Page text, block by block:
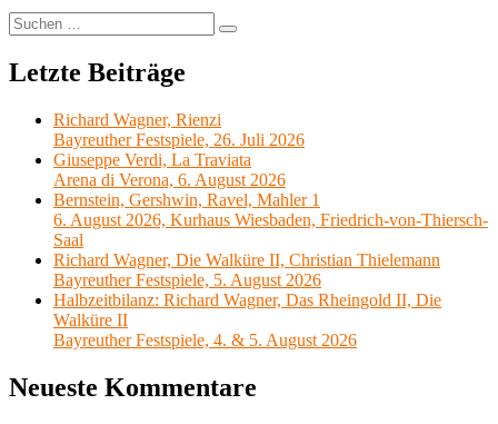
Suchen
nach:
Suchen
Letzte Beiträge
Richard Wagner, Rienzi
Bayreuther Festspiele, 26. Juli 2026
Giuseppe Verdi, La Traviata
Arena di Verona, 6. August 2026
Bernstein, Gershwin, Ravel, Mahler 1
6. August 2026, Kurhaus Wiesbaden, Friedrich-von-Thiersch-
Saal
Richard Wagner, Die Walküre II, Christian Thielemann
Bayreuther Festspiele, 5. August 2026
Halbzeitbilanz: Richard Wagner, Das Rheingold II, Die
Walküre II
Bayreuther Festspiele, 4. & 5. August 2026
Neueste Kommentare